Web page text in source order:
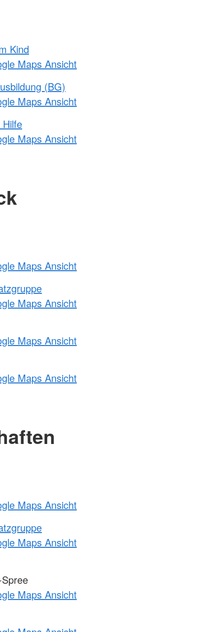
Kind
Maps Ansicht
(BG)
Maps Ansicht
Maps Ansicht
Maps Ansicht
Maps Ansicht
Maps Ansicht
Maps Ansicht
Maps Ansicht
Maps Ansicht
Maps Ansicht